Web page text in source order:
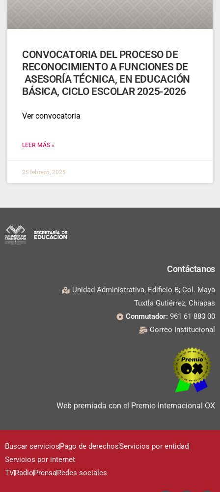
CONVOCATORIA DEL PROCESO DE
RECONOCIMIENTO A FUNCIONES DE
ASESORÍA TÉCNICA, EN EDUCACIÓN
BÁSICA, CICLO ESCOLAR 2025-2026
Ver convocatoria
LEER MÁS »
25 febrero, 2025
Contáctanos
Unidad Administrativa, Edificio B; Col. Maya
Tuxtla Gutiérrez, Chiapas
Conmutador: 961 61 883 00
Correo Institucional
Web premiada con el Premio Internacional OX
Buscar serviciosPago de derechosServicios por entidad
Servicios por internet
TVRadioPrensaRedes sociales